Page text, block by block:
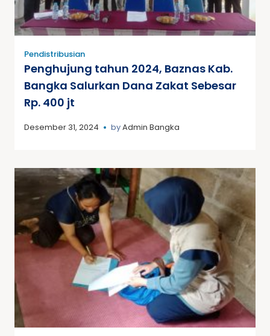
Pendistribusian
Penghujung tahun 2024, Baznas Kab.
Bangka Salurkan Dana Zakat Sebesar
Rp. 400 jt
Desember 31, 2024 byAdmin Bangka